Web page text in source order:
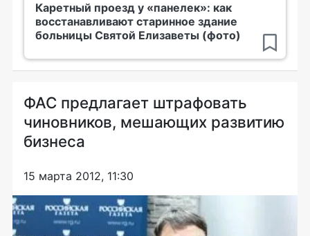
Каретный проезд у «панелек»: как
восстанавливают старинное здание
больницы Святой Елизаветы (фото)
ФАС предлагает штрафовать
чиновников, мешающих развитию
бизнеса
15 марта 2012, 11:30